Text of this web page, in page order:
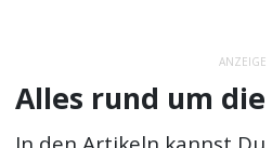
ANZEIGE
Alles rund um